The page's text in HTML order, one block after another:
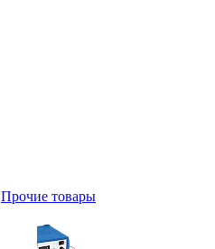
Прочие товары